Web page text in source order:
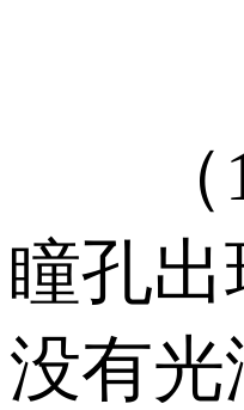
（1
瞳孔出
没有光